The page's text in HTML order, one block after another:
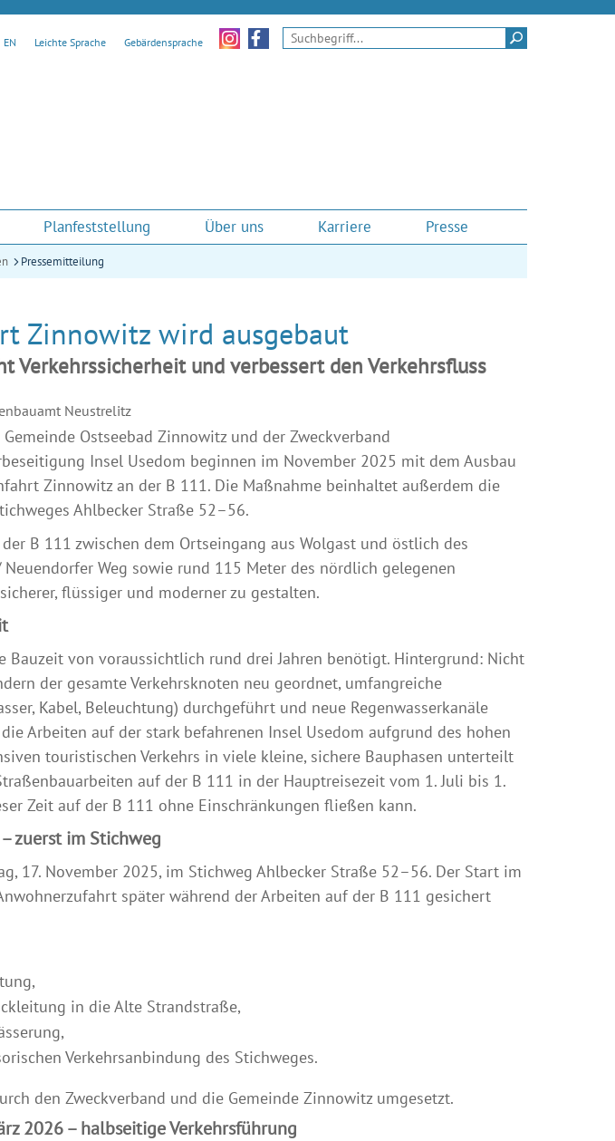
EN Leichte Sprache Gebärdensprache
Zu unseren Instagram-Momenten
Zu unserem Facebook-Auftritt
Suchen
Planfeststellung Über uns Karriere Presse
Pressemitteilung
Zinnowitz wird ausgebaut
Verkehrssicherheit und verbessert den Verkehrsfluss
Neustrelitz
Ostseebad Zinnowitz und der Zweckverband
Insel Usedom beginnen im November 2025 mit dem Ausbau
Zinnowitz an der B 111. Die Maßnahme beinhaltet außerdem die
Ahlbecker Straße 52–56.
B 111 zwischen dem Ortseingang aus Wolgast und östlich des
Weg sowie rund 115 Meter des nördlich gelegenen
flüssiger und moderner zu gestalten.
Bauzeit von voraussichtlich rund drei Jahren benötigt. Hintergrund: Nicht
der gesamte Verkehrsknoten neu geordnet, umfangreiche
Kabel, Beleuchtung) durchgeführt und neue Regenwasserkanäle
Arbeiten auf der stark befahrenen Insel Usedom aufgrund des hohen
touristischen Verkehrs in viele kleine, sichere Bauphasen unterteilt
auf der B 111 in der Hauptreisezeit vom 1. Juli bis 1.
Zeit auf der B 111 ohne Einschränkungen fließen kann.
zuerst im Stichweg
17. November 2025, im Stichweg Ahlbecker Straße 52–56. Der Start im
später während der Arbeiten auf der B 111 gesichert
in die Alte Strandstraße,
Verkehrsanbindung des Stichweges.
den Zweckverband und die Gemeinde Zinnowitz umgesetzt.
2026 – halbseitige Verkehrsführung